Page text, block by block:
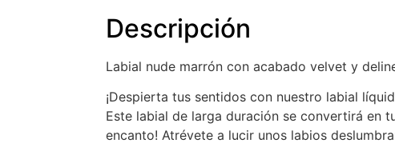
Descripción
Labial nude marrón con acabado velvet y
¡Despierta tus sentidos con nuestro labial
Este labial de larga duración se convertirá en
encanto! Atrévete a lucir unos labios